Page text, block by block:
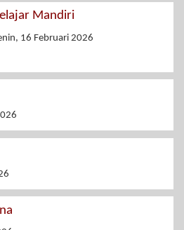
Mandiri
16 Februari 2026